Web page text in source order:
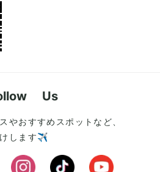
Us
やおすすめスポットなど、
けします✈️